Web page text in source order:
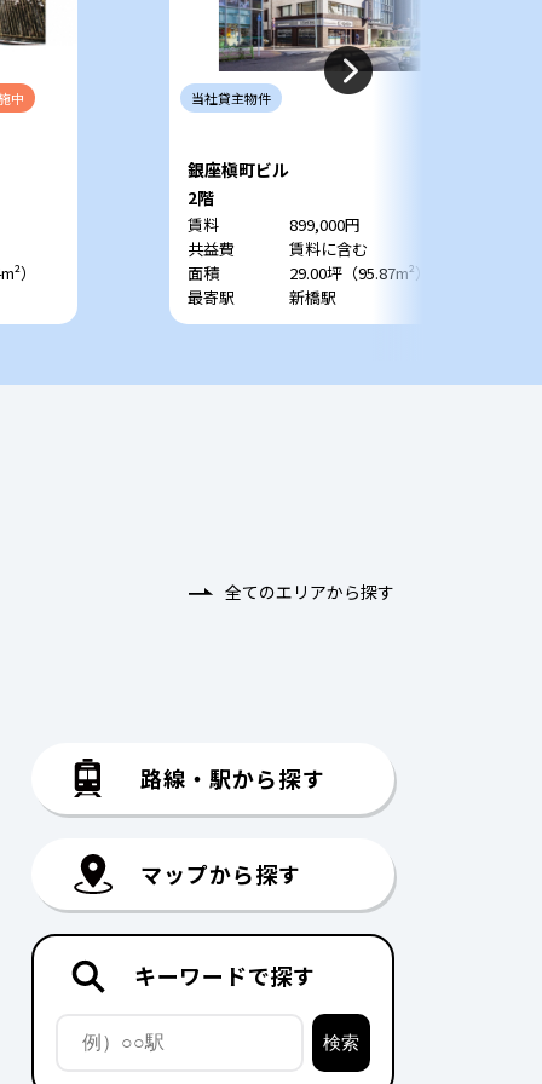
中
）
当社貸主物件
銀座槇町ビル
2階
賃料
899,000円
共益費
賃料に含む
面積
29.00坪（95.87m²）
最寄駅
新橋駅
全てのエリアから探す
路線・駅から探す
マップから探す
キーワードで探す